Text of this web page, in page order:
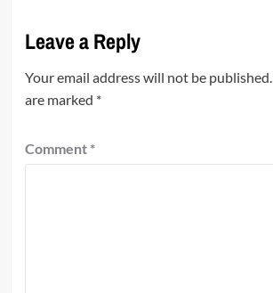
Leave a Reply
Your email address will not be published.
are marked *
Comment *